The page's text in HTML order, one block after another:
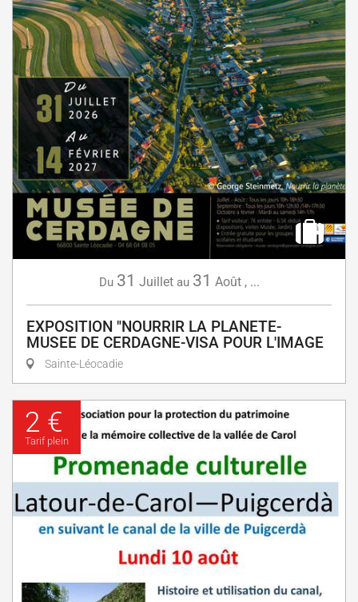
Du 31 Juillet au 31 Août, ...
EXPOSITION "NOURRIR LA PLANETE-
MUSEE DE CERDAGNE-VISA POUR L'IMAGE
Sainte-Léocadie
2 €
Tarif plein